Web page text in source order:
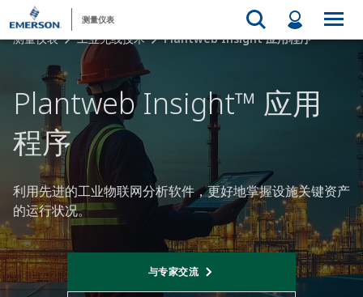
测量仪表
测量仪表 工业无线技术 Plantweb Insight 应用程序
Plantweb Insight™ 应用
程序​
利用先进的工业物联网分析软件，更好地掌握设施关键资产
的运行状况。​
与专家交流